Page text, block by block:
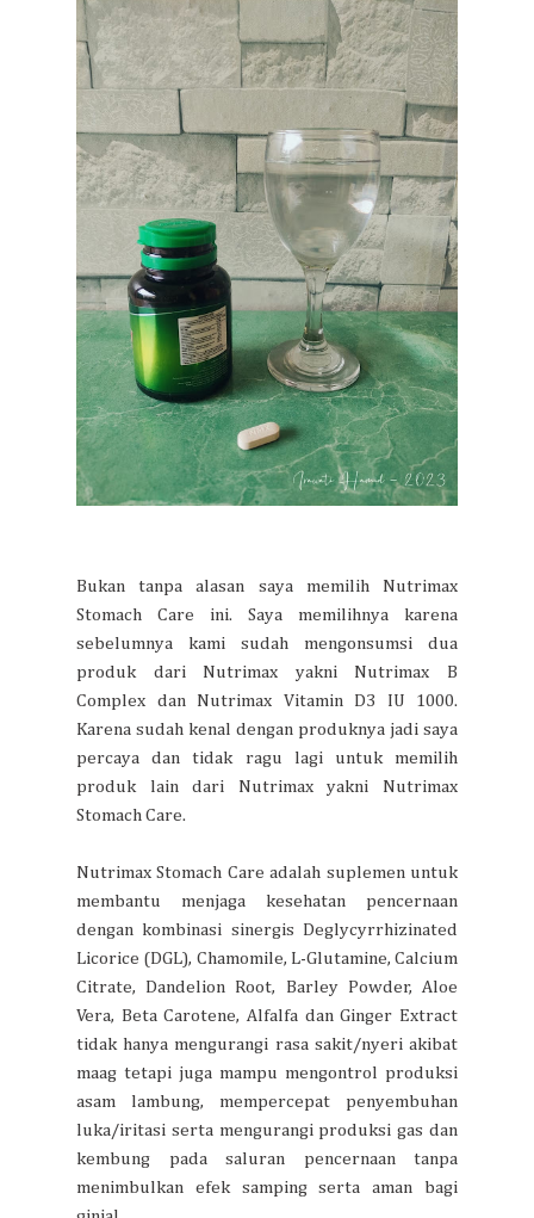
Bukan tanpa alasan saya memilih Nutrimax
Stomach Care ini. Saya memilihnya karena
sebelumnya kami sudah mengonsumsi dua
produk dari Nutrimax yakni Nutrimax B
Complex dan Nutrimax Vitamin D3 IU 1000.
Karena sudah kenal dengan produknya jadi saya
percaya dan tidak ragu lagi untuk memilih
produk lain dari Nutrimax yakni Nutrimax
Stomach Care.
Nutrimax Stomach Care adalah suplemen untuk
membantu menjaga kesehatan pencernaan
dengan kombinasi sinergis Deglycyrrhizinated
Licorice (DGL), Chamomile, L-Glutamine, Calcium
Citrate, Dandelion Root, Barley Powder, Aloe
Vera, Beta Carotene, Alfalfa dan Ginger Extract
tidak hanya mengurangi rasa sakit/nyeri akibat
maag tetapi juga mampu mengontrol produksi
asam lambung, mempercepat penyembuhan
luka/iritasi serta mengurangi produksi gas dan
kembung pada saluran pencernaan tanpa
menimbulkan efek samping serta aman bagi